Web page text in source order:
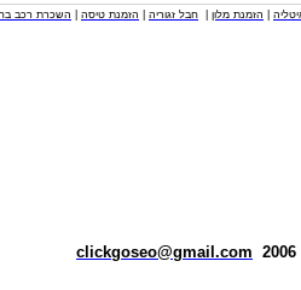
הזמנת מלון חבל זגוריה הזמנת טיסה השכרת רכב
clickgoseo@gmail.com